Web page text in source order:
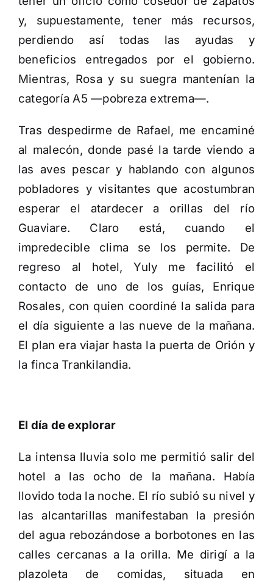
y, supuestamente, tener más recursos,
perdiendo así todas las ayudas y
beneficios entregados por el gobierno.
Mientras, Rosa y su suegra mantenían la
categoría A5 —pobreza extrema—.
Tras despedirme de Rafael, me encaminé
al malecón, donde pasé la tarde viendo a
las aves pescar y hablando con algunos
pobladores y visitantes que acostumbran
esperar el atardecer a orillas del río
Guaviare. Claro está, cuando el
impredecible clima se los permite. De
regreso al hotel, Yuly me facilitó el
contacto de uno de los guías, Enrique
Rosales, con quien coordiné la salida para
el día siguiente a las nueve de la mañana.
El plan era viajar hasta la puerta de Orión y
la finca Trankilandia.
El día de explorar
La intensa lluvia solo me permitió salir del
hotel a las ocho de la mañana. Había
llovido toda la noche. El río subió su nivel y
las alcantarillas manifestaban la presión
del agua rebozándose a borbotones en las
calles cercanas a la orilla. Me dirigí a la
plazoleta de comidas, situada en